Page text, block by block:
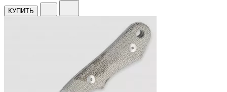
КУПИТЬ